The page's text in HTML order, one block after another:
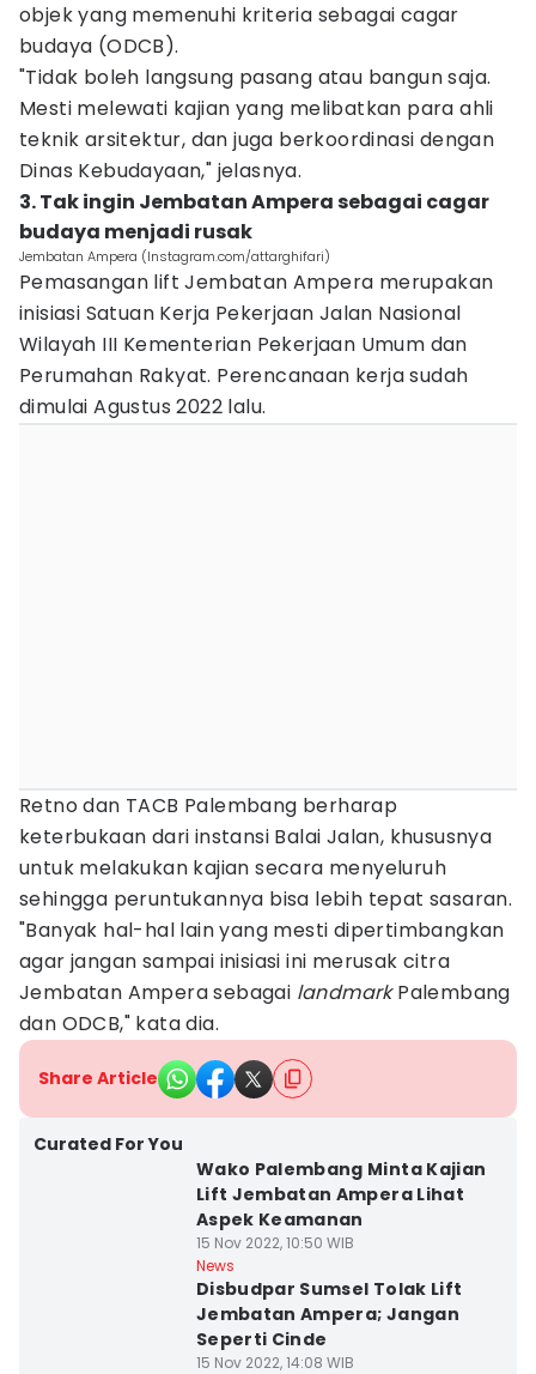
objek yang memenuhi kriteria sebagai cagar
budaya (ODCB).
"Tidak boleh langsung pasang atau bangun saja.
Mesti melewati kajian yang melibatkan para ahli
teknik arsitektur, dan juga berkoordinasi dengan
Dinas Kebudayaan," jelasnya.
3. Tak ingin Jembatan Ampera sebagai cagar
budaya menjadi rusak
Jembatan Ampera (Instagram.com/attarghifari)
Pemasangan lift Jembatan Ampera merupakan
inisiasi Satuan Kerja Pekerjaan Jalan Nasional
Wilayah III Kementerian Pekerjaan Umum dan
Perumahan Rakyat. Perencanaan kerja sudah
dimulai Agustus 2022 lalu.
Retno dan TACB Palembang berharap
keterbukaan dari instansi Balai Jalan, khususnya
untuk melakukan kajian secara menyeluruh
sehingga peruntukannya bisa lebih tepat sasaran.
"Banyak hal-hal lain yang mesti dipertimbangkan
agar jangan sampai inisiasi ini merusak citra
Jembatan Ampera sebagai landmarkPalembang
dan ODCB," kata dia.
Share Article
Curated For You
Wako Palembang Minta Kajian
Lift Jembatan Ampera Lihat
Aspek Keamanan
15 Nov 2022, 10:50 WIB
News
Disbudpar Sumsel Tolak Lift
Jembatan Ampera; Jangan
Seperti Cinde
15 Nov 2022, 14:08 WIB